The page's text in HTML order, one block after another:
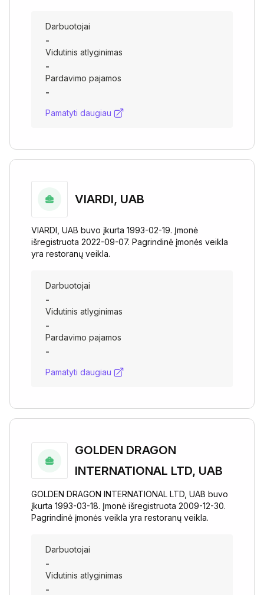
Darbuotojai
-
Vidutinis atlyginimas
-
Pardavimo pajamos
-
Pamatyti daugiau
VIARDI, UAB
VIARDI, UAB buvo įkurta 1993-02-19. Įmonė
išregistruota 2022-09-07. Pagrindinė įmonės veikla
yra restoranų veikla.
Darbuotojai
-
Vidutinis atlyginimas
-
Pardavimo pajamos
-
Pamatyti daugiau
GOLDEN DRAGON
INTERNATIONAL LTD, UAB
GOLDEN DRAGON INTERNATIONAL LTD, UAB buvo
įkurta 1993-03-18. Įmonė išregistruota 2009-12-30.
Pagrindinė įmonės veikla yra restoranų veikla.
Darbuotojai
-
Vidutinis atlyginimas
-